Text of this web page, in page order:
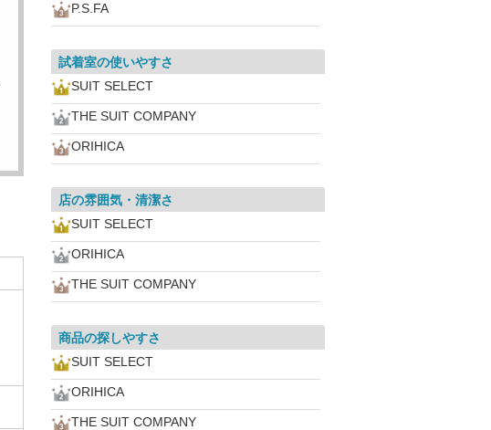
P.S.FA
試着室の使いやすさ
SUIT SELECT
THE SUIT COMPANY
ORIHICA
店の雰囲気・清潔さ
SUIT SELECT
ORIHICA
THE SUIT COMPANY
商品の探しやすさ
SUIT SELECT
ORIHICA
THE SUIT COMPANY